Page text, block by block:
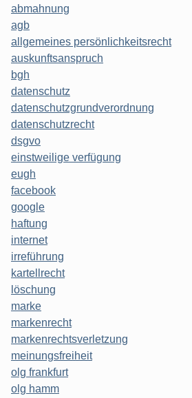
abmahnung
agb
allgemeines persönlichkeitsrecht
auskunftsanspruch
bgh
datenschutz
datenschutzgrundverordnung
datenschutzrecht
dsgvo
einstweilige verfügung
eugh
facebook
google
haftung
internet
irreführung
kartellrecht
löschung
marke
markenrecht
markenrechtsverletzung
meinungsfreiheit
olg frankfurt
olg hamm